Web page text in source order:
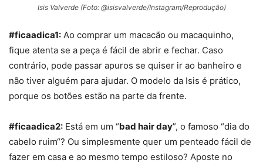
Isis Valverde (Foto: @isisvalverde/Instagram/Reprodução)
#ficaadica1: Ao comprar um macacão ou macaquinho,
fique atenta se a peça é fácil de abrir e fechar. Caso
contrário, pode passar apuros se quiser ir ao banheiro e
não tiver alguém para ajudar. O modelo da Isis é prático,
porque os botões estão na parte da frente.
#ficaadica2: Está em um “bad hair day”, o famoso “dia do
cabelo ruim“? Ou simplesmente quer um penteado fácil de
fazer em casa e ao mesmo tempo estiloso? Aposte no